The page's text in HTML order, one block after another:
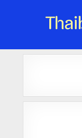
จองตั๋วรถอ